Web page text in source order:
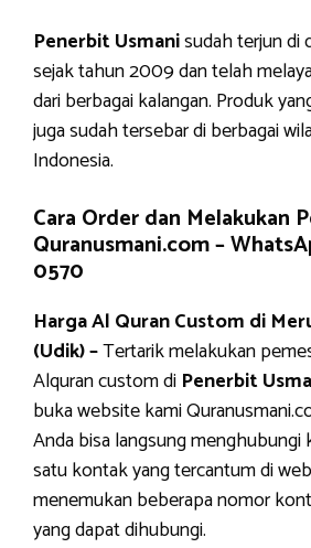
Penerbit Usmanisudah terjun di
sejak tahun 2009 dan telah
dari berbagai kalangan. Produk
juga sudah tersebar di berbagai
Indonesia.
Cara Order dan Melakukan
Quranusmani.com –
0570
Harga Al Quran Custom di
(Udik) –Tertarik melakukan
Alquran custom di Penerbit
buka website kami
Anda bisa langsung menghubungi
satu kontak yang tercantum di
menemukan beberapa nomor
yang dapat dihubungi.